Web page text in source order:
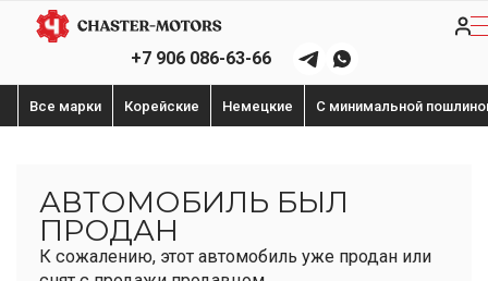
+7 906 086-63-66
Все марки Корейские Немецкие С минимальной
АВТОМОБИЛЬ БЫЛ
ПРОДАН
К сожалению, этот автомобиль уже продан или